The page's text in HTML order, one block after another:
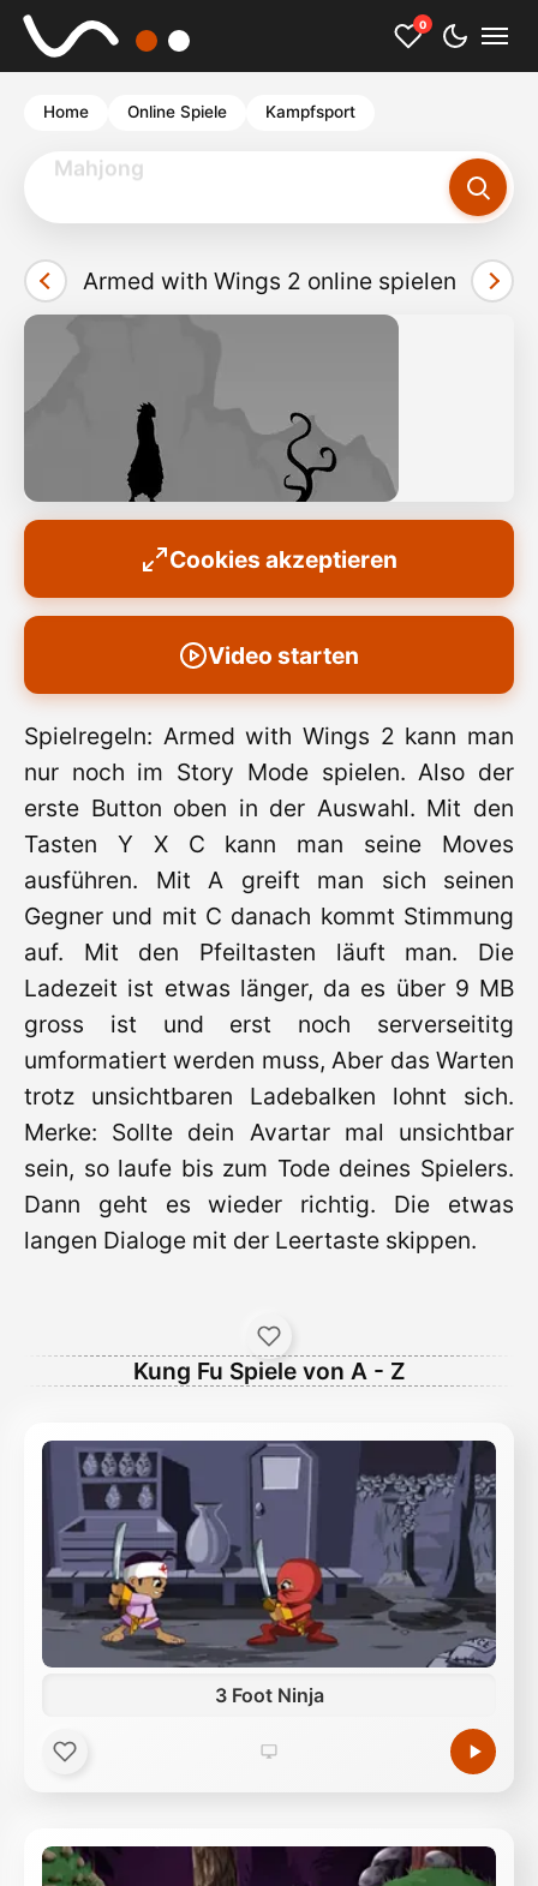
0
Home Online Spiele Kampfsport
Mahjong
Armed with Wings 2 online spielen
Cookies akzeptieren
Video starten
Spielregeln: Armed with Wings 2 kann man
nur noch im Story Mode spielen. Also der
erste Button oben in der Auswahl. Mit den
Tasten Y X C kann man seine Moves
ausführen. Mit A greift man sich seinen
Gegner und mit C danach kommt Stimmung
auf. Mit den Pfeiltasten läuft man. Die
Ladezeit ist etwas länger, da es über 9 MB
gross ist und erst noch serverseititg
umformatiert werden muss, Aber das Warten
trotz unsichtbaren Ladebalken lohnt sich.
Merke: Sollte dein Avartar mal unsichtbar
sein, so laufe bis zum Tode deines Spielers.
Dann geht es wieder richtig. Die etwas
langen Dialoge mit der Leertaste skippen.
Kung Fu Spiele von A - Z
3 Foot Ninja